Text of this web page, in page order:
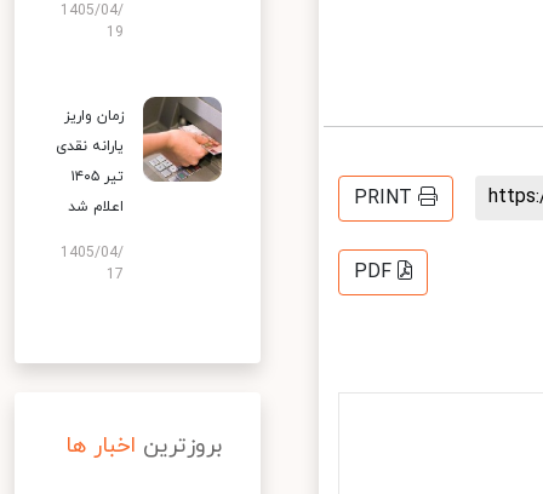
PRINT
PDF
1405/04/
19
زمان واریز
یارانه نقدی
تیر ۱۴۰۵
اعلام شد
1405/04/
17
بروزترین اخبار ها